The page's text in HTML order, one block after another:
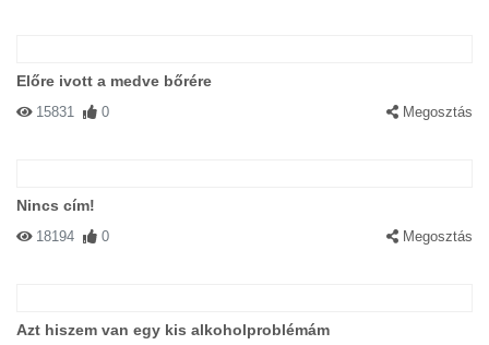
Előre ivott a medve bőrére
15831 0 Megosztás
Nincs cím!
18194 0 Megosztás
Azt hiszem van egy kis alkoholproblémám